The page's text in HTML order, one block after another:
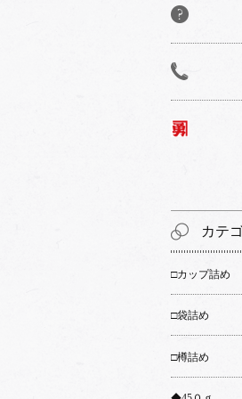
カテ
□カップ詰め
□袋詰め
□樽詰め